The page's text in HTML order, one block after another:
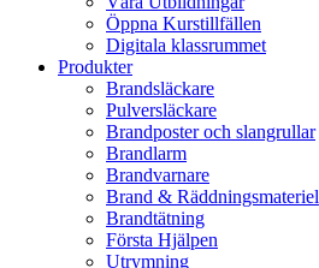
Öppna Kurstillfällen
Digitala klassrummet
Produkter
Brandsläckare
Pulversläckare
Brandposter och slangrullar
Brandlarm
Brandvarnare
Brand & Räddningsmateriel
Brandtätning
Första Hjälpen
Utrymning